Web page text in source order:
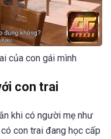
của con gái mình
con trai
khi có người mẹ như
con trai đang học cấp